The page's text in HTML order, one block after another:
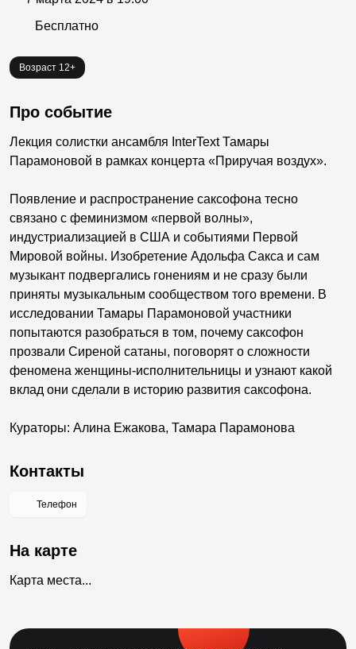
Бесплатно
Возраст 12+
Про событие
Лекция солистки ансамбля InterText Тамары
Парамоновой в рамках концерта «Приручая воздух».
Появление и распространение саксофона тесно
связано с феминизмом «первой волны»,
индустриализацией в США и событиями Первой
Мировой войны. Изобретение Адольфа Сакса и сам
музыкант подвергались гонениям и не сразу были
приняты музыкальным сообществом того времени. В
исследовании Тамары Парамоновой участники
попытаются разобраться в том, почему саксофон
прозвали Сиреной сатаны, поговорят о сложности
феномена женщины-исполнительницы и узнают какой
вклад они сделали в историю развития саксофона.
Кураторы: Алина Ежакова, Тамара Парамонова
Контакты
Телефон
На карте
Карта места...